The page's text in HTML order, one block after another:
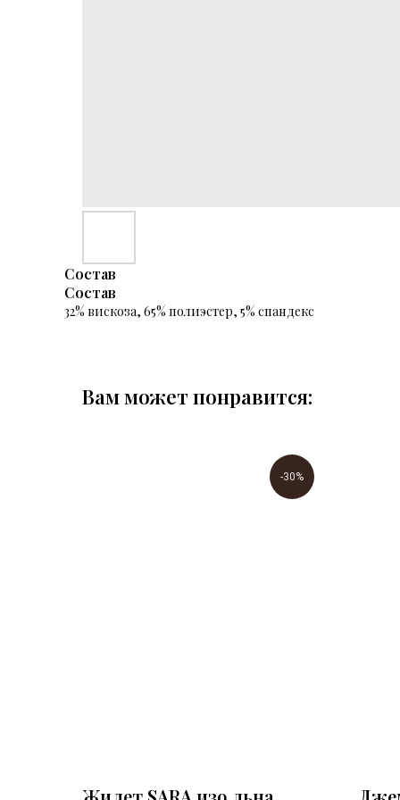
Состав
Состав
32% вискоза, 65% полиэстер, 5% спандекс
Вам может понравится:
-30%